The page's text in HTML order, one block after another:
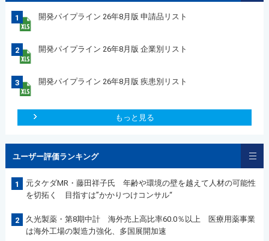
1 開発パイプライン 26年8月版 申請品リスト
2 開発パイプライン 26年8月版 企業別リスト
3 開発パイプライン 26年8月版 疾患別リスト
もっと見る
ユーザー評価ランキング
1
元タケダMR・藤田祥子氏 年齢や環境の壁を越えて人材の可能性
を切拓く 目指すは”かかりつけコンサル“
2
久光製薬・第8期中計 海外売上高比率60.0％以上 医療用薬事業
は海外工場の製造力強化、多国展開加速